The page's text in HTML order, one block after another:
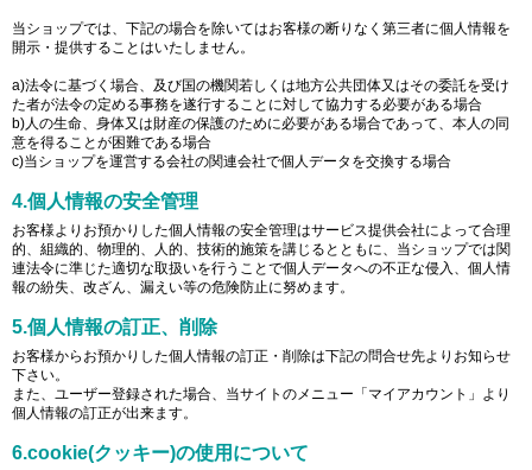
当ショップでは、下記の場合を除いてはお客様の断りなく第三者に個人情報を
開示・提供することはいたしません。
a)法令に基づく場合、及び国の機関若しくは地方公共団体又はその委託を受け
た者が法令の定める事務を遂行することに対して協力する必要がある場合
b)人の生命、身体又は財産の保護のために必要がある場合であって、本人の同
意を得ることが困難である場合
c)当ショップを運営する会社の関連会社で個人データを交換する場合
4.個人情報の安全管理
お客様よりお預かりした個人情報の安全管理はサービス提供会社によって合理
的、組織的、物理的、人的、技術的施策を講じるとともに、当ショップでは関
連法令に準じた適切な取扱いを行うことで個人データへの不正な侵入、個人情
報の紛失、改ざん、漏えい等の危険防止に努めます。
5.個人情報の訂正、削除
お客様からお預かりした個人情報の訂正・削除は下記の問合せ先よりお知らせ
下さい。
また、ユーザー登録された場合、当サイトのメニュー「マイアカウント」より
個人情報の訂正が出来ます。
6.cookie(クッキー)の使用について